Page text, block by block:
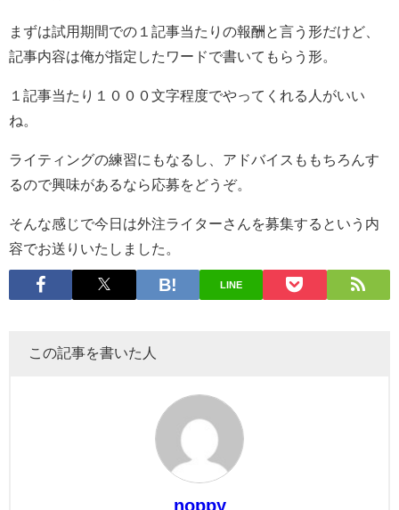
まずは試用期間での１記事当たりの報酬と言う形だけど、
記事内容は俺が指定したワードで書いてもらう形。
１記事当たり１０００文字程度でやってくれる人がいい
ね。
ライティングの練習にもなるし、アドバイスももちろんす
るので興味があるなら応募をどうぞ。
そんな感じで今日は外注ライターさんを募集するという内
容でお送りいたしました。
LINE
この記事を書いた人
noppy